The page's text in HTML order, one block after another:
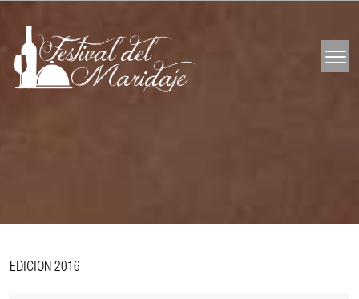
EDICION 2016